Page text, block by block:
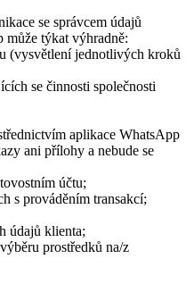
se správcem údajů
může týkat výhradně:
(vysvětlení jednotlivých kroků
se činnosti společnosti
aplikace WhatsApp
ani přílohy a nebude se
účtu;
s prováděním transakcí;
údajů klienta;
prostředků na/z